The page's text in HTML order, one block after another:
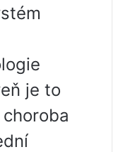
je to